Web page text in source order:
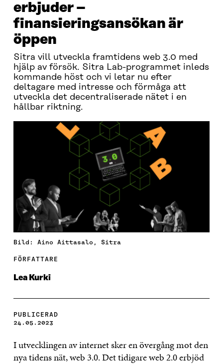
erbjuder –
finansieringsansökan är
öppen
Sitra vill utveckla framtidens web 3.0 med
hjälp av försök. Sitra Lab-programmet inleds
kommande höst och vi letar nu efter
deltagare med intresse och förmåga att
utveckla det decentraliserade nätet i en
hållbar riktning.
Bild: Aino Aittasalo, Sitra
FÖRFATTARE
Lea Kurki
PUBLICERAD
24.05.2023
I utvecklingen av internet sker en övergång mot den
nya tidens nät, web 3.0. Det tidigare web 2.0 erbjöd